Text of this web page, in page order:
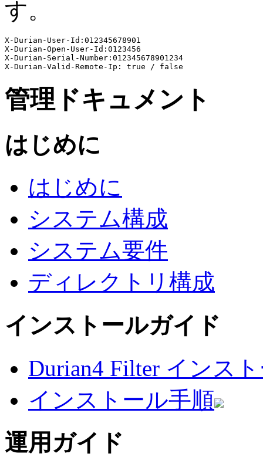
す。
X-Durian-User-Id:012345678901
X-Durian-Open-User-Id:0123456
X-Durian-Serial-Number:012345678901234
管理ドキュメント
はじめに
はじめに
システム構成
システム要件
ディレクトリ構成
インストールガイド
Durian4 Filter インス
インストール手順
運用ガイド